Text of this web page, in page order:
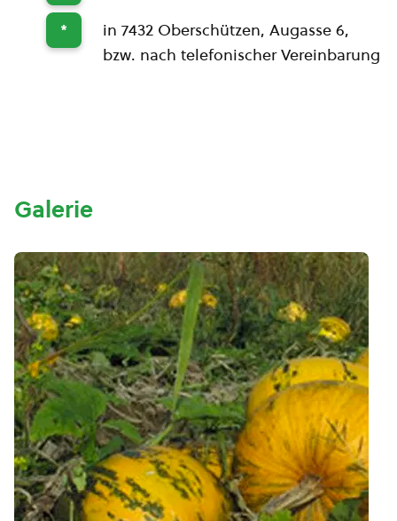
*
in 7432 Oberschützen, Augasse 6,
bzw. nach telefonischer Vereinbarung
Galerie